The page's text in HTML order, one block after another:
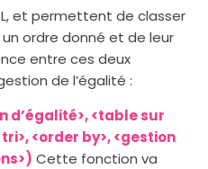
et permettent de classer
ordre donné et de leur
entre ces deux
de l’égalité :
d’égalité>, <table sur
<order by>, <gestion
Cette fonction va